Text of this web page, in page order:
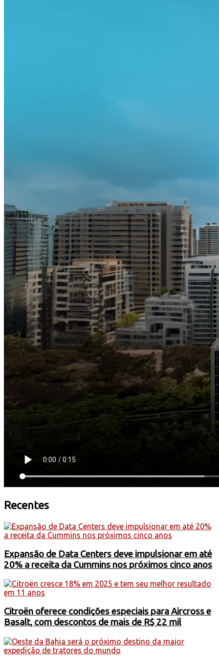
Recentes
Expansão de Data Centers deve impulsionar em até
20% a receita da Cummins nos próximos cinco anos
Citroën oferece condições especiais para Aircross e
Basalt, com descontos de mais de R$ 22 mil